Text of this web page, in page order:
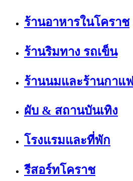
ร้านอาหารในโคราช
ร้านริมทาง รถเข็น
ร้านนมและร้านกาแฟ
ผับ & สถานบันเทิง
โรงแรมและที่พัก
รีสอร์ทโคราช